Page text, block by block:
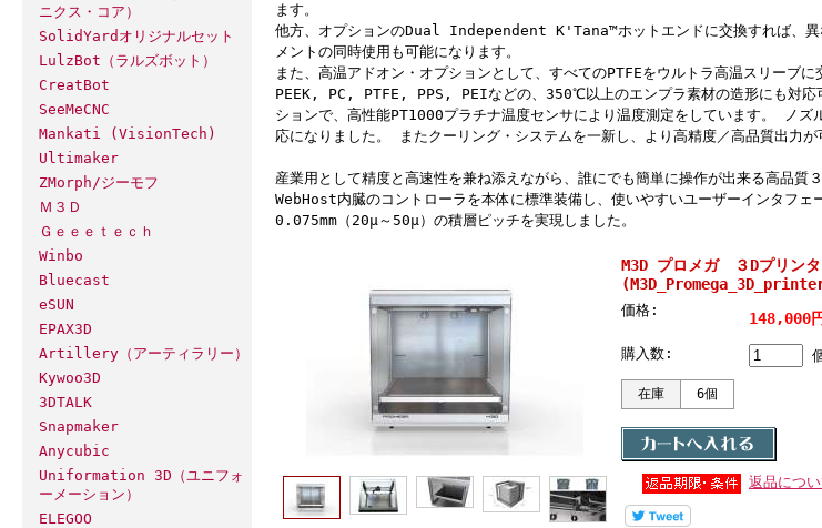
ニクス・コア）
SolidYardオリジナルセット
LulzBot（ラルズボット）
CreatBot
SeeMeCNC
Mankati (VisionTech)
Ultimaker
ZMorph/ジーモフ
Ｍ３Ｄ
Ｇｅｅｅｔｅｃｈ
Winbo
Bluecast
eSUN
EPAX3D
Artillery（アーティラリー）
Kywoo3D
3DTALK
Snapmaker
Anycubic
Uniformation 3D（ユニフォ
ーメーション）
ELEGOO
ます。
他方、オプションのDual Independent K'Tana™ホットエンドに交換すれば、異
メントの同時使用も可能になります。
また、高温アドオン・オプションとして、すべてのPTFEをウルトラ高温スリーブに
PEEK, PC, PTFE, PPS, PEIなどの、350℃以上のエンプラ素材の造形にも対応
ションで、高性能PT1000プラチナ温度センサにより温度測定をしています。 ノ
応になりました。 またクーリング・システムを一新し、より高精度／高品質出力が
産業用として精度と高速性を兼ね添えながら、誰にでも簡単に操作が出来る高品質３
WebHost内臓のコントローラを本体に標準装備し、使いやすいユーザーインタフ
0.075mm（20µ～50µ）の積層ピッチを実現しました。
M3D プロメガ ３Dプリン
価格: 148,000
購入数:
在庫 6個
返品につ